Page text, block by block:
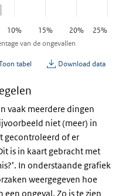
vaak meerdere dingen
niet (meer) in
gecontroleerd of er
is in kaart gebracht met
In onderstaande grafiek
weergegeven hoe
ongeval. Zo is te zien